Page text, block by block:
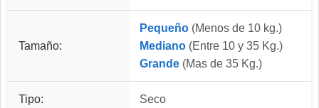
Tamaño:
Pequeño (Menos de 10 kg.)
Mediano (Entre 10 y 35 Kg.)
Grande (Mas de 35 Kg.)
Tipo: Seco